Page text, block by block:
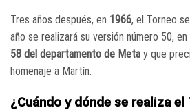
Tres años después, en 1966, el Torneo
año se realizará su versión número 50,
58 del departamento de Meta y que
homenaje a Martín.
¿Cuándo y dónde se realiza el